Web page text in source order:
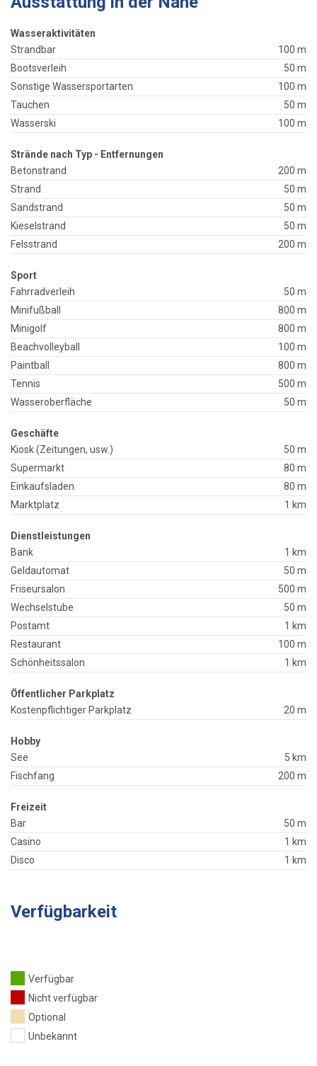
Wasseraktivitäten
Strandbar
100 m
Bootsverleih
50 m
Sonstige Wassersportarten
100 m
Tauchen
50 m
Wasserski
100 m
Strände nach Typ - Entfernungen
Betonstrand
200 m
Strand
50 m
Sandstrand
50 m
Kieselstrand
50 m
Felsstrand
200 m
Sport
Fahrradverleih
50 m
Minifußball
800 m
Minigolf
800 m
Beachvolleyball
100 m
Paintball
800 m
Tennis
500 m
Wasseroberfläche
50 m
Geschäfte
Kiosk (Zeitungen, usw.)
50 m
Supermarkt
80 m
Einkaufsladen
80 m
Marktplatz
1 km
Dienstleistungen
Bank
1 km
Geldautomat
50 m
Friseursalon
500 m
Wechselstube
50 m
Postamt
1 km
Restaurant
100 m
Schönheitssalon
1 km
Öffentlicher Parkplatz
Kostenpflichtiger Parkplatz
20 m
Hobby
See
5 km
Fischfang
200 m
Freizeit
Bar
50 m
Casino
1 km
Disco
1 km
Verfügbarkeit
Verfügbar
Nicht verfügbar
Optional
Unbekannt